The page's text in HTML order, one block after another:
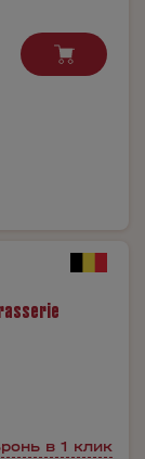
в 1 клик